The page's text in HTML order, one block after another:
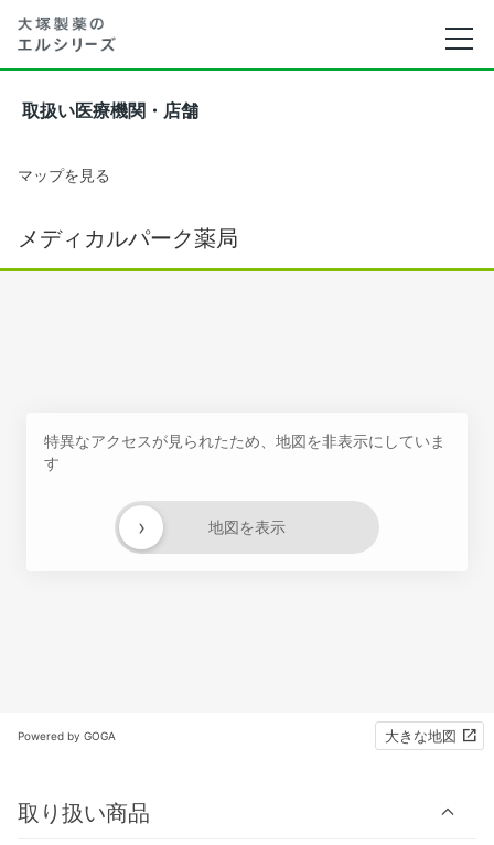
取扱い医療機関・店舗
マップを見る
メディカルパーク薬局
特異なアクセスが見られたため、地図を非表示にしていま
す
地図を表示
›
Powered by GOGA 大きな地図
取り扱い商品